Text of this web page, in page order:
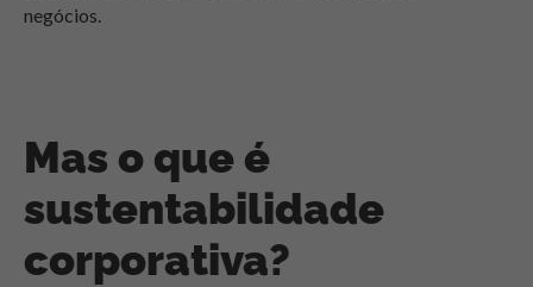
negócios.
Mas o que é
sustentabilidade
corporativa?